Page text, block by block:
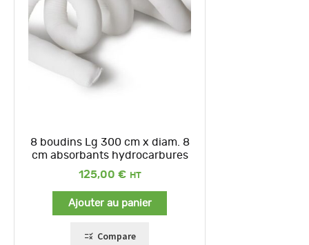
8 boudins Lg 300 cm x diam. 8
cm absorbants hydrocarbures
125,00 €
Ajouter au panier
Compare